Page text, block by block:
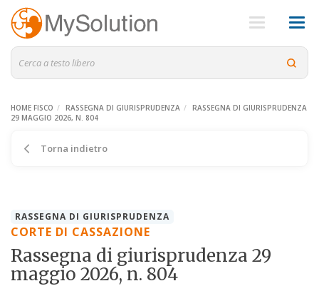
HOME FISCO RASSEGNA DI GIURISPRUDENZA
RASSEGNA DI GIURISPRUDENZA
29 MAGGIO 2026, N. 804
Torna indietro
RASSEGNA DI GIURISPRUDENZA
CORTE DI CASSAZIONE
Rassegna di giurisprudenza 29
maggio 2026, n. 804